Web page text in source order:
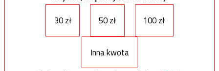
30 zł
50 zł 100 zł
Inna kwota